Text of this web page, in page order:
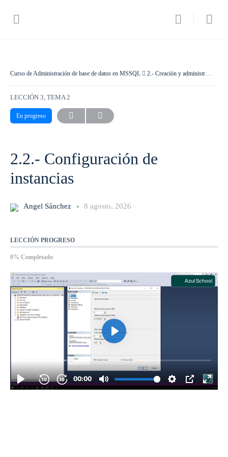
Curso de Administración de base de datos en MSSQL 2.- Creación y administración de una base de datos
LECCIÓN 3, TEMA 2
En progreso
2.2.- Configuración de
instancias
Angel Sánchez 8 agosto, 2026
LECCIÓN PROGRESO
0% Completado